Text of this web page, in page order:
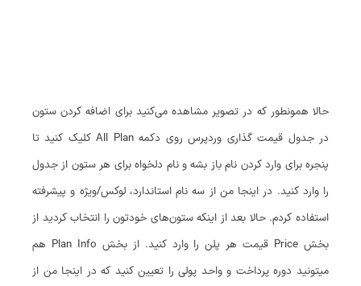
حالا همونطور که در تصویر مشاهده می‌کنید برای اضافه کردن ستون
در جدول قیمت گذاری وردپرس روی دکمه All Plan کلیک کنید تا
پنجره برای وارد کردن نام باز بشه و نام دلخواه برای هر ستون از جدول
را وارد کنید. در اینجا من از سه نام استاندارد، لوکس/ویژه و پیشرفته
استفاده کردم. حالا بعد از اینکه ستون‌های خودتون را انتخاب کردید از
بخش Price قیمت هر پلن را وارد کنید. از بخش Plan Info هم
میتونید دوره پرداخت و واحد پولی را تعیین کنید که در اینجا من از